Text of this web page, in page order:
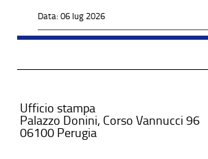
Data: 06 lug 2026
Ufficio stampa
Palazzo Donini, Corso Vannucci 96
06100 Perugia